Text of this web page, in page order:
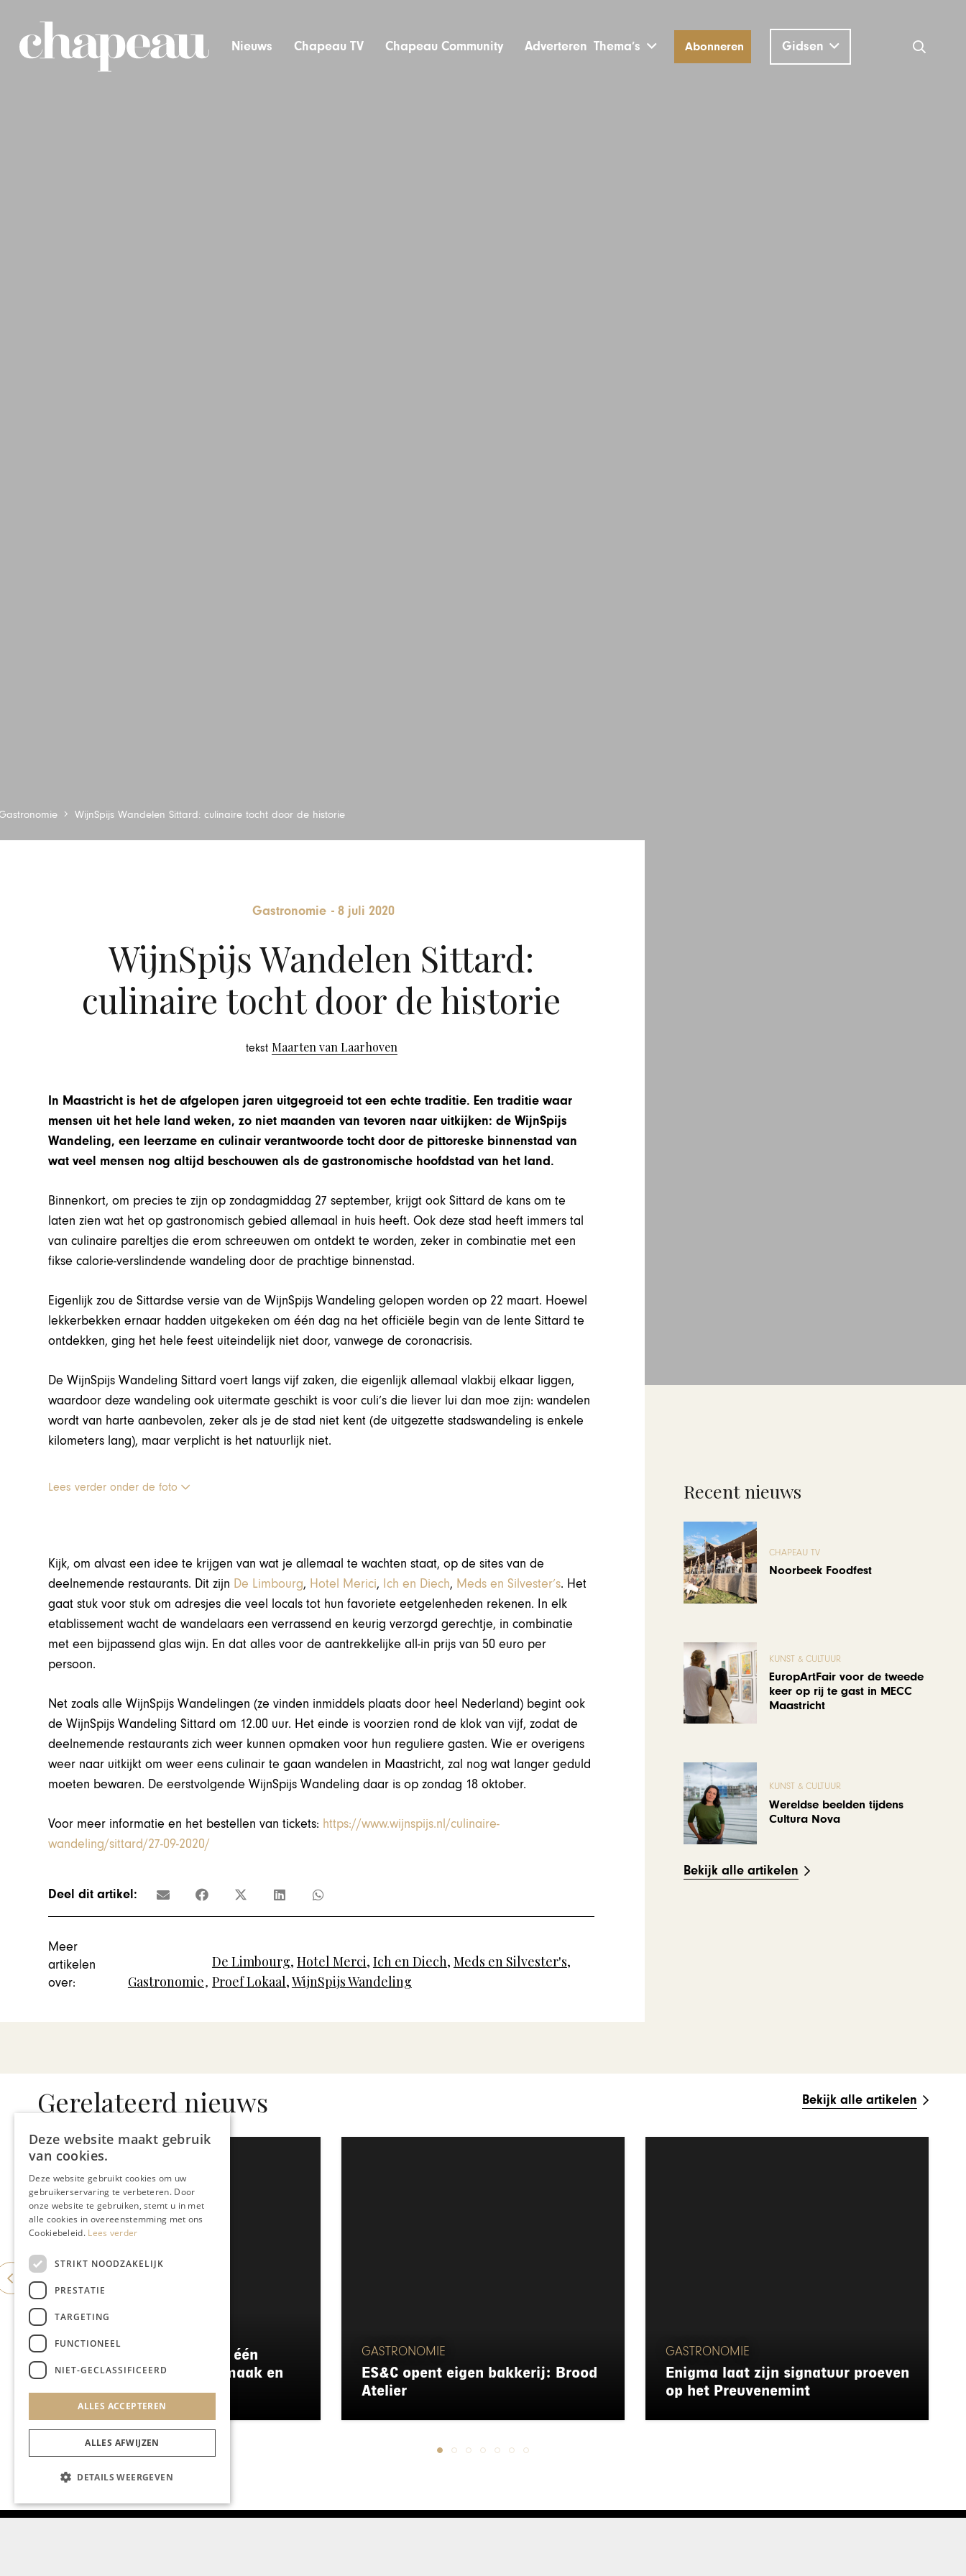
Nieuws Chapeau TV Chapeau Community Adverteren Thema’s Abonneren Gidsen
WijnSpijs Wandelen Sittard: culinaire tocht door de historie
Gastronomie - 8 juli 2020
WijnSpijs Wandelen Sittard:
culinaire tocht door de historie
tekst Maarten van Laarhoven
In Maastricht is het de afgelopen jaren uitgegroeid tot een echte traditie. Een traditie waar
mensen uit het hele land weken, zo niet maanden van tevoren naar uitkijken: de WijnSpijs
Wandeling, een leerzame en culinair verantwoorde tocht door de pittoreske binnenstad van
wat veel mensen nog altijd beschouwen als de gastronomische hoofdstad van het land.
Binnenkort, om precies te zijn op zondagmiddag 27 september, krijgt ook Sittard de kans om te
laten zien wat het op gastronomisch gebied allemaal in huis heeft. Ook deze stad heeft immers tal
van culinaire pareltjes die erom schreeuwen om ontdekt te worden, zeker in combinatie met een
fikse calorie-verslindende wandeling door de prachtige binnenstad.
Eigenlijk zou de Sittardse versie van de WijnSpijs Wandeling gelopen worden op 22 maart. Hoewel
lekkerbekken ernaar hadden uitgekeken om één dag na het officiële begin van de lente Sittard te
ontdekken, ging het hele feest uiteindelijk niet door, vanwege de coronacrisis.
De WijnSpijs Wandeling Sittard voert langs vijf zaken, die eigenlijk allemaal vlakbij elkaar liggen,
waardoor deze wandeling ook uitermate geschikt is voor culi’s die liever lui dan moe zijn: wandelen
wordt van harte aanbevolen, zeker als je de stad niet kent (de uitgezette stadswandeling is enkele
kilometers lang), maar verplicht is het natuurlijk niet.
Lees verder onder de foto
Kijk, om alvast een idee te krijgen van wat je allemaal te wachten staat, op de sites van de
deelnemende restaurants. Dit zijn De Limbourg, Hotel Merici, Ich en Diech, Meds en Silvester’s. Het
gaat stuk voor stuk om adresjes die veel locals tot hun favoriete eetgelenheden rekenen. In elk
etablissement wacht de wandelaars een verrassend en keurig verzorgd gerechtje, in combinatie
met een bijpassend glas wijn. En dat alles voor de aantrekkelijke all-in prijs van 50 euro per
persoon.
Net zoals alle WijnSpijs Wandelingen (ze vinden inmiddels plaats door heel Nederland) begint ook
de WijnSpijs Wandeling Sittard om 12.00 uur. Het einde is voorzien rond de klok van vijf, zodat de
deelnemende restaurants zich weer kunnen opmaken voor hun reguliere gasten. Wie er overigens
weer naar uitkijkt om weer eens culinair te gaan wandelen in Maastricht, zal nog wat langer geduld
moeten bewaren. De eerstvolgende WijnSpijs Wandeling daar is op zondag 18 oktober.
Voor meer informatie en het bestellen van tickets: https://www.wijnspijs.nl/culinaire-
wandeling/sittard/27-09-2020/
Deel dit artikel:
Meer
artikelen
over:
Gastronomie,
De Limbourg, Hotel Merci, Ich en Diech, Meds en Silvester's,
Proef Lokaal,WijnSpijs Wandeling
Recent nieuws
CHAPEAU TV
Noorbeek Foodfest
KUNST & CULTUUR
EuropArtFair voor de tweede
keer op rij te gast in MECC
Maastricht
KUNST & CULTUUR
Wereldse beelden tijdens
Cultura Nova
Bekijk alle artikelen
Gerelateerd nieuws Bekijk alle artikelen
Damianz stapt over naar één
menu: meer kwaliteit, smaak en
duurzaamheid
GASTRONOMIE
ES&C opent eigen bakkerij: Brood
Atelier
GASTRONOMIE
Enigma laat zijn signatuur proeven
op het Preuvenemint
Deze website maakt gebruik
van cookies.
Deze website gebruikt cookies om uw
gebruikerservaring te verbeteren. Door
onze website te gebruiken, stemt u in met
alle cookies in overeenstemming met ons
Cookiebeleid. Lees verder
STRIKT NOODZAKELIJK
PRESTATIE
TARGETING
FUNCTIONEEL
NIET-GECLASSIFICEERD
ALLES ACCEPTEREN
ALLES AFWIJZEN
DETAILS WEERGEVEN